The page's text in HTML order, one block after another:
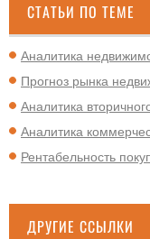
СТАТЬИ ПО ТЕМЕ
Аналитика
Прогноз рынка
Аналитика
Аналитика
Рентабельность
ДРУГИЕ ССЫЛКИ